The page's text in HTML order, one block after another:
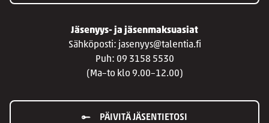
Jäsenyys- ja jäsenmaksuasiat
Sähköposti: jasenyys@talentia.fi
Puh: 09 3158 5530
(Ma–to klo 9.00–12.00)
PÄIVITÄ JÄSENTIETOSI